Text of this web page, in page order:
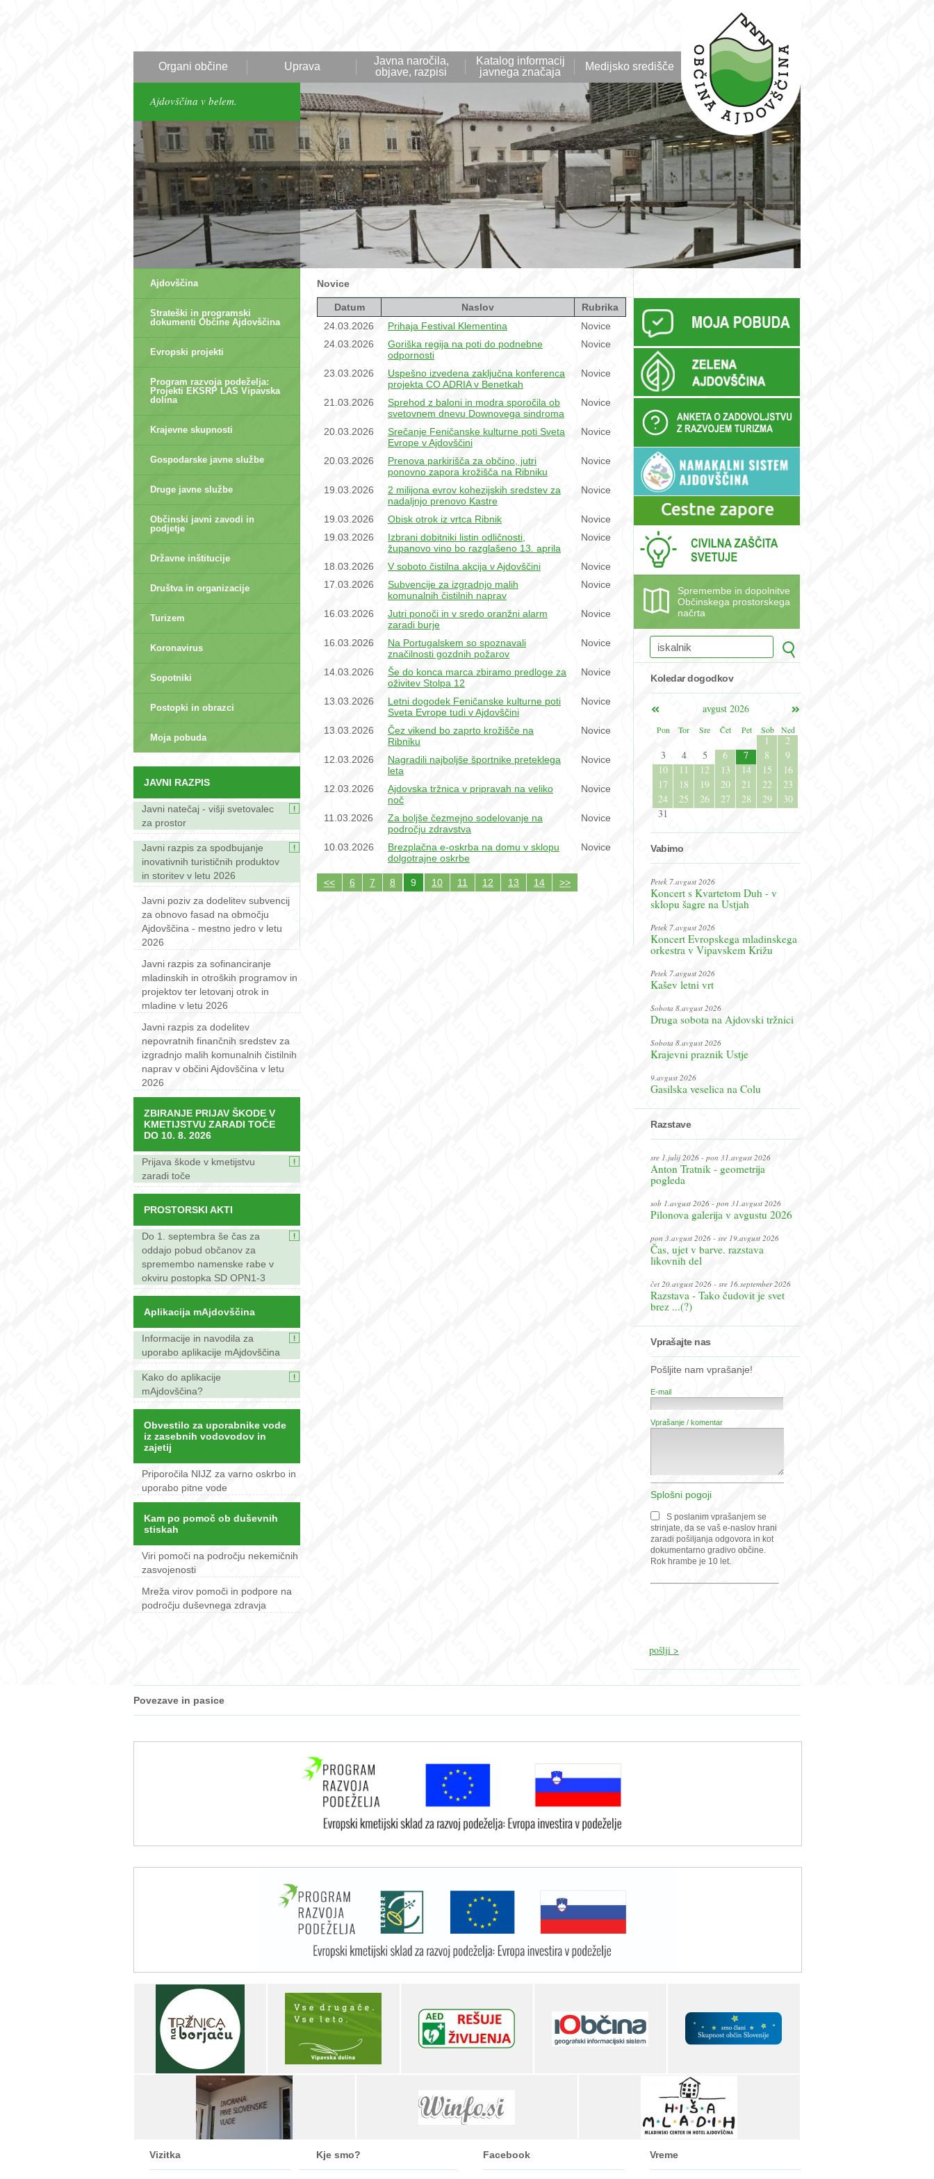
Organi občine Uprava
Javna naročila,
objave, razpisi
Katalog informacij
javnega značaja
Medijsko središče
Ajdovščina v belem.
Ajdovščina
Strateški in programski
dokumenti Občine Ajdovščina
Evropski projekti
Program razvoja podeželja:
Projekti EKSRP LAS Vipavska
dolina
Krajevne skupnosti
Gospodarske javne službe
Druge javne službe
Občinski javni zavodi in
podjetje
Državne inštitucije
Društva in organizacije
Turizem
Koronavirus
Sopotniki
Postopki in obrazci
Moja pobuda
JAVNI RAZPIS
Javni natečaj - višji svetovalec
za prostor
Javni razpis za spodbujanje
inovativnih turističnih produktov
in storitev v letu 2026
Javni poziv za dodelitev subvencij
za obnovo fasad na območju
Ajdovščina - mestno jedro v letu
2026
Javni razpis za sofinanciranje
mladinskih in otroških programov in
projektov ter letovanj otrok in
mladine v letu 2026
Javni razpis za dodelitev
nepovratnih finančnih sredstev za
izgradnjo malih komunalnih čistilnih
naprav v občini Ajdovščina v letu
2026
ZBIRANJE PRIJAV ŠKODE V
KMETIJSTVU ZARADI TOČE
DO 10. 8. 2026
Prijava škode v kmetijstvu
zaradi toče
PROSTORSKI AKTI
Do 1. septembra še čas za
oddajo pobud občanov za
spremembo namenske rabe v
okviru postopka SD OPN1-3
Aplikacija mAjdovščina
Informacije in navodila za
uporabo aplikacije mAjdovščina
Kako do aplikacije
mAjdovščina?
Obvestilo za uporabnike vode
iz zasebnih vodovodov in
zajetij
Priporočila NIJZ za varno oskrbo in
uporabo pitne vode
Kam po pomoč ob duševnih
stiskah
Viri pomoči na področju nekemičnih
zasvojenosti
Mreža virov pomoči in podpore na
področju duševnega zdravja
Novice
Datum Naslov
Rubrika
24.03.2026
Prihaja Festival Klementina
Novice
24.03.2026
Goriška regija na poti do podnebne
odpornosti
Novice
23.03.2026
Uspešno izvedena zaključna konferenca
projekta CO ADRIA v Benetkah
Novice
21.03.2026
Sprehod z baloni in modra sporočila ob
svetovnem dnevu Downovega sindroma
Novice
20.03.2026
Srečanje Feničanske kulturne poti Sveta
Evrope v Ajdovščini
Novice
20.03.2026
Prenova parkirišča za občino, jutri
ponovno zapora krožišča na Ribniku
Novice
19.03.2026
2 milijona evrov kohezijskih sredstev za
nadaljnjo prenovo Kastre
Novice
19.03.2026 Obisk otrok iz vrtca Ribnik
Novice
19.03.2026
Izbrani dobitniki listin odličnosti,
županovo vino bo razglašeno 13. aprila
Novice
18.03.2026 V soboto čistilna akcija v Ajdovščini
Novice
17.03.2026
Subvencije za izgradnjo malih
komunalnih čistilnih naprav
Novice
16.03.2026
Jutri ponoči in v sredo oranžni alarm
zaradi burje
Novice
16.03.2026
Na Portugalskem so spoznavali
značilnosti gozdnih požarov
Novice
14.03.2026
Še do konca marca zbiramo predloge za
oživitev Stolpa 12
Novice
13.03.2026
Letni dogodek Feničanske kulturne poti
Sveta Evrope tudi v Ajdovščini
Novice
13.03.2026
Čez vikend bo zaprto krožišče na
Ribniku
Novice
12.03.2026
Nagradili najboljše športnike preteklega
leta
Novice
12.03.2026
Ajdovska tržnica v pripravah na veliko
noč
Novice
11.03.2026
Za boljše čezmejno sodelovanje na
področju zdravstva
Novice
10.03.2026
Brezplačna e-oskrba na domu v sklopu
dolgotrajne oskrbe
Novice
<< 6 7 8 9 10 11 12 13 14 >>
Spremembe in dopolnitve
Občinskega prostorskega
načrta
Koledar dogodkov
avgust 2026
Pon
Tor Sre Čet Pet Sob Ned
1
2
3
4 5 6 7 8
9
10
11 12 13 14 15
16
17
18 19 20 21 22
23
24
25 26 27 28 29
30
31
Vabimo
Petek 7.avgust 2026
Koncert s Kvartetom Duh - v
sklopu šagre na Ustjah
Petek 7.avgust 2026
Koncert Evropskega mladinskega
orkestra v Vipavskem Križu
Petek 7.avgust 2026
Kašev letni vrt
Sobota 8.avgust 2026
Druga sobota na Ajdovski tržnici
Sobota 8.avgust 2026
Krajevni praznik Ustje
9.avgust 2026
Gasilska veselica na Colu
Razstave
sre 1.julij 2026 - pon 31.avgust 2026
Anton Tratnik - geometrija
pogleda
sob 1.avgust 2026 - pon 31.avgust 2026
Pilonova galerija v avgustu 2026
pon 3.avgust 2026 - sre 19.avgust 2026
Čas, ujet v barve. razstava
likovnih del
čet 20.avgust 2026 - sre 16.september 2026
Razstava - Tako čudovit je svet
brez ...(?)
Vprašajte nas
Pošljite nam vprašanje!
E-mail
Vprašanje / komentar
Splošni pogoji
S poslanim vprašanjem se
strinjate, da se vaš e-naslov hrani
zaradi pošiljanja odgovora in kot
dokumentarno gradivo občine.
Rok hrambe je 10 let.
Povezave in pasice
Vizitka Kje smo? Facebook Vreme